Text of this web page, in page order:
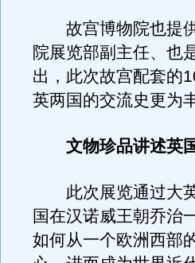
故宫博物院也提供
院展览部副主任、也
出，此次故宫配套的
英两国的交流史更为
文物珍品讲述英
此次展览通过大英
国在汉诺威王朝乔治
如何从一个欧洲西部